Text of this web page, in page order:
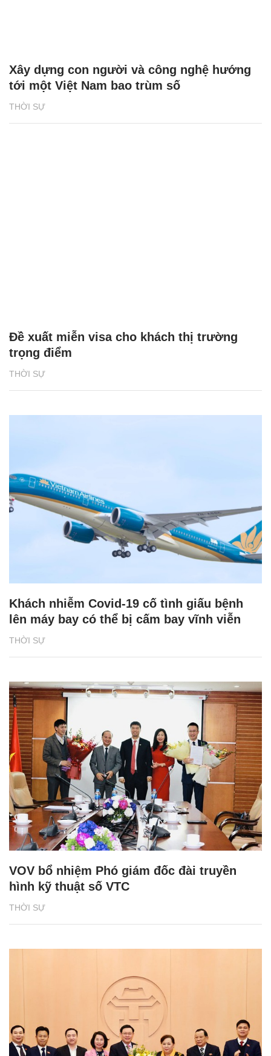
THỜI SỰ
Xây dựng con người và công nghệ hướng
tới một Việt Nam bao trùm số
THỜI SỰ
Đề xuất miễn visa cho khách thị trường
trọng điểm
THỜI SỰ
Khách nhiễm Covid-19 cố tình giấu bệnh
lên máy bay có thể bị cấm bay vĩnh viễn
THỜI SỰ
VOV bổ nhiệm Phó giám đốc đài truyền
hình kỹ thuật số VTC